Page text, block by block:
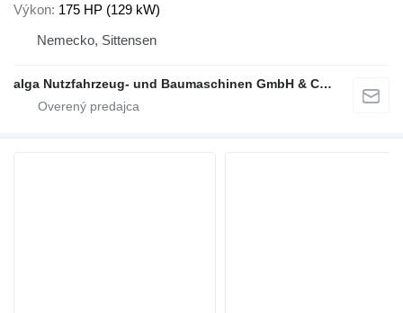
Výkon 175 HP (129 kW)
Nemecko, Sittensen
alga Nutzfahrzeug- und Baumaschinen GmbH & Co. KG